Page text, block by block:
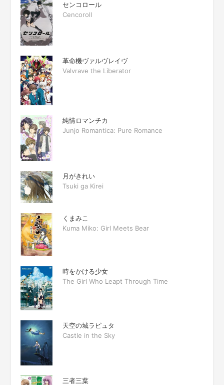
センコロール
Cencoroll
革命機ヴァルヴレイヴ
Valvrave the Liberator
純情ロマンチカ
Junjo Romantica: Pure Romance
月がきれい
Tsuki ga Kirei
くまみこ
Kuma Miko: Girl Meets Bear
時をかける少女
The Girl Who Leapt Through Time
天空の城ラピュタ
Castle in the Sky
三者三葉